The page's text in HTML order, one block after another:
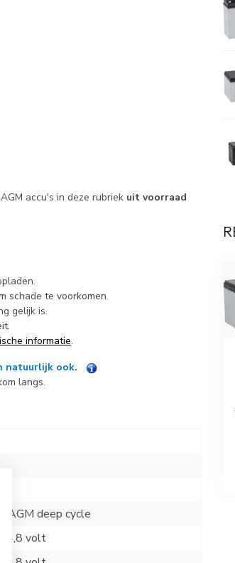
accu's in deze rubriek uit voorraad
schade te voorkomen.
gelijk is.
informatie.
natuurlijk ook.
langs.
AGM deep cycle
volt